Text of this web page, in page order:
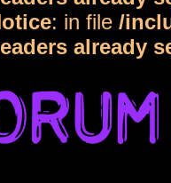
: in file /
already